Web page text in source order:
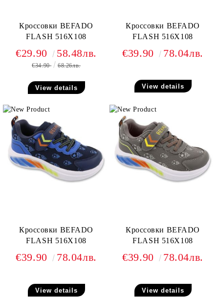
Кроссовки BEFADO
FLASH 516X108
€29.90 58.48лв.
€34.90 68.26лв.
View details
Кроссовки BEFADO
FLASH 516X108
€39.90 78.04лв.
View details
Кроссовки BEFADO
FLASH 516X108
€39.90 78.04лв.
View details
Кроссовки BEFADO
FLASH 516X108
€39.90 78.04лв.
View details